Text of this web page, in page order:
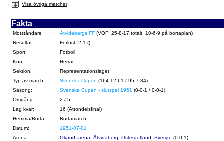
Visa övriga matcher
Fakta
Motståndare Åtvidabergs FF (VOF: 25-8-17 totalt, 10-6-9 på bortaplan)
Resultat:
Förlust: 2-1 ()
Sport:
Fotboll
Kön:
Herrar
Sektion:
Representationslaget
Typ av match:
Svenska Cupen (164-12-61 / 95-7-34)
Säsong:
Svenska Cupen - slutspel 1951 (0-0-1 / 0-0-1)
Omgång:
2 / 5
Lag kvar:
16 (Åttondelsfinal)
Hemma/Borta:
Bortamatch
Datum:
1951-07-01
Arena:
Okänd arena, Åtvidaberg, Östergötland, Sverige (0-0-1)